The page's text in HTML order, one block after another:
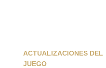
ACTUALIZACIONES DEL
JUEGO